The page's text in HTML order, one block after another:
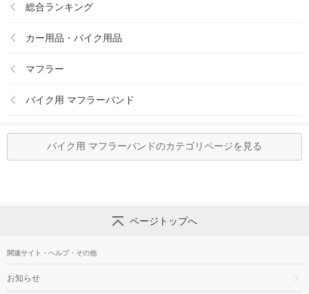
総合ランキング
カー用品・バイク用品
マフラー
バイク用 マフラーバンド
バイク用 マフラーバンドのカテゴリページを見る
ページトップへ
関連サイト・ヘルプ・その他
お知らせ